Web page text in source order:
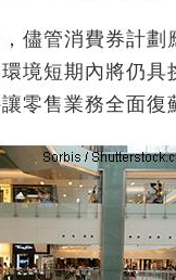
儘管消費券計
境短期內將仍
零售業務全面復